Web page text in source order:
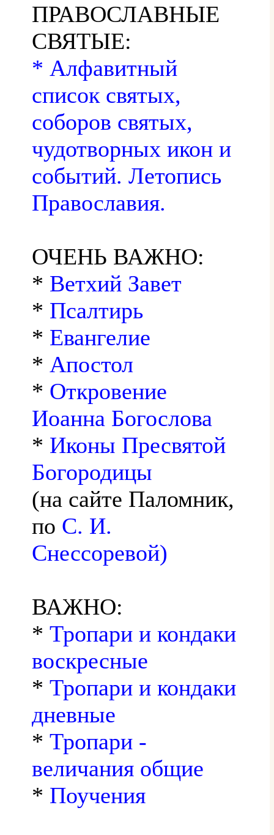
ПРАВОСЛАВНЫЕ
СВЯТЫЕ:
* Алфавитный
список святых,
соборов святых,
чудотворных икон и
событий. Летопись
Православия.
ОЧЕНЬ ВАЖНО:
* Ветхий Завет
* Псалтирь
* Евангелие
* Апостол
* Откровение
Иоанна Богослова
* Иконы Пресвятой
Богородицы
(на сайте Паломник,
по С. И.
Снессоревой)
ВАЖНО:
* Тропари и кондаки
воскресные
* Тропари и кондаки
дневные
* Тропари -
величания общие
* Поучения